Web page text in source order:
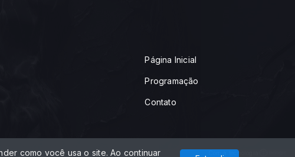
Página Inicial
Programação
Contato
Com a tecnologia
como você usa o site. Ao continuar